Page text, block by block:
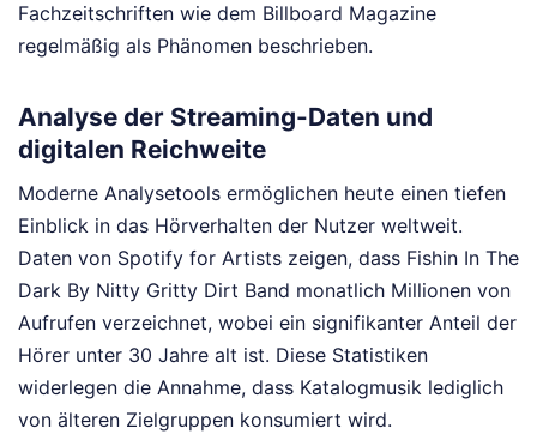
Fachzeitschriften wie dem Billboard Magazine
regelmäßig als Phänomen beschrieben.
Analyse der Streaming-Daten und
digitalen Reichweite
Moderne Analysetools ermöglichen heute einen tiefen
Einblick in das Hörverhalten der Nutzer weltweit.
Daten von Spotify for Artists zeigen, dass Fishin In The
Dark By Nitty Gritty Dirt Band monatlich Millionen von
Aufrufen verzeichnet, wobei ein signifikanter Anteil der
Hörer unter 30 Jahre alt ist. Diese Statistiken
widerlegen die Annahme, dass Katalogmusik lediglich
von älteren Zielgruppen konsumiert wird.